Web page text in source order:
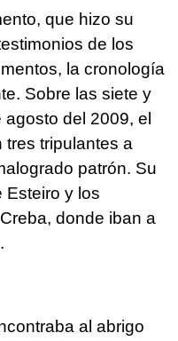
que hizo su
de los
la cronología
Sobre las siete y
del 2009, el
tres tripulantes a
patrón. Su
Esteiro y los
donde iban a
al abrigo